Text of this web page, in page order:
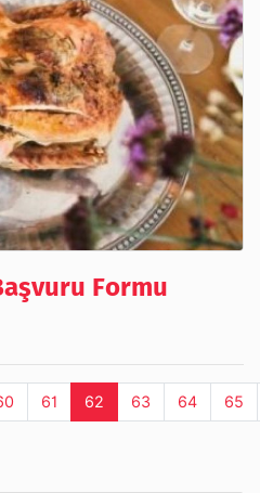
Formu
61 62 63 64 65